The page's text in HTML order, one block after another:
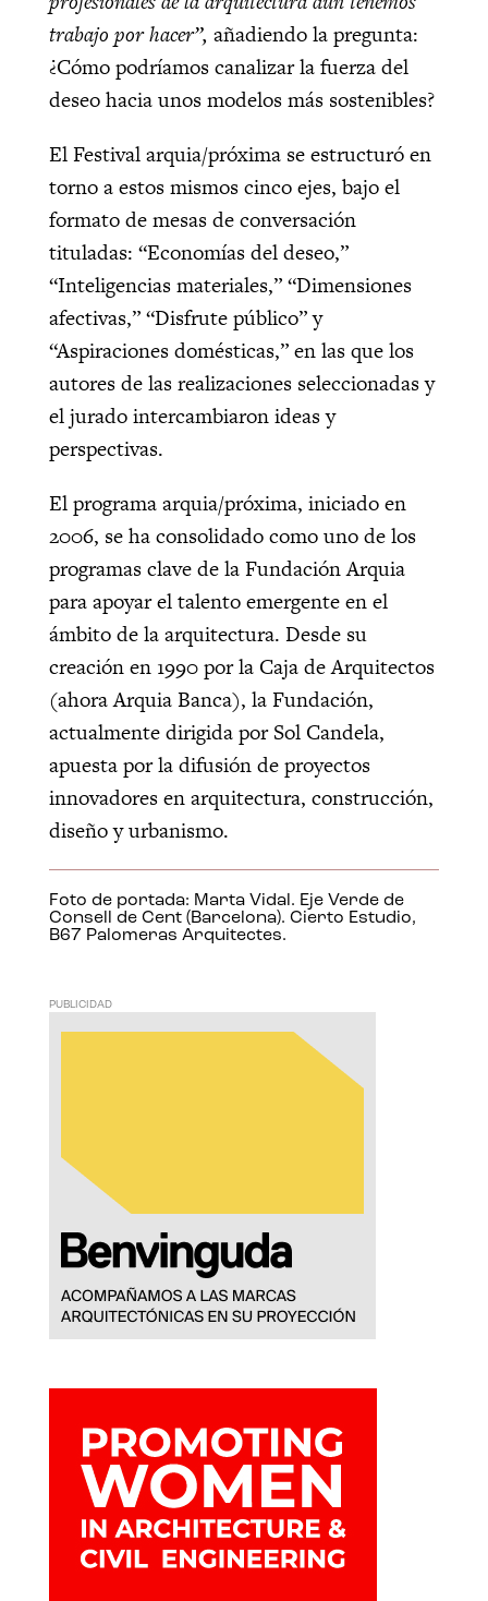
trabajo por hacer”, añadiendo la pregunta:
¿Cómo podríamos canalizar la fuerza del
deseo hacia unos modelos más sostenibles?
El Festival arquia/próxima se estructuró en
torno a estos mismos cinco ejes, bajo el
formato de mesas de conversación
tituladas: “Economías del deseo,”
“Inteligencias materiales,” “Dimensiones
afectivas,” “Disfrute público” y
“Aspiraciones domésticas,” en las que los
autores de las realizaciones seleccionadas y
el jurado intercambiaron ideas y
perspectivas.
El programa arquia/próxima, iniciado en
2006, se ha consolidado como uno de los
programas clave de la Fundación Arquia
para apoyar el talento emergente en el
ámbito de la arquitectura. Desde su
creación en 1990 por la Caja de Arquitectos
(ahora Arquia Banca), la Fundación,
actualmente dirigida por Sol Candela,
apuesta por la difusión de proyectos
innovadores en arquitectura, construcción,
diseño y urbanismo.
Foto de portada: Marta Vidal. Eje Verde de
Consell de Cent (Barcelona). Cierto Estudio,
B67 Palomeras Arquitectes.
PUBLICIDAD